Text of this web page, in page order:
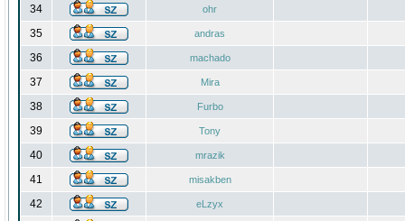
34 ohr
35 andras
36 machado
37 Mira
38 Furbo
39 Tony
40 mrazik
41 misakben
42 eLzyx